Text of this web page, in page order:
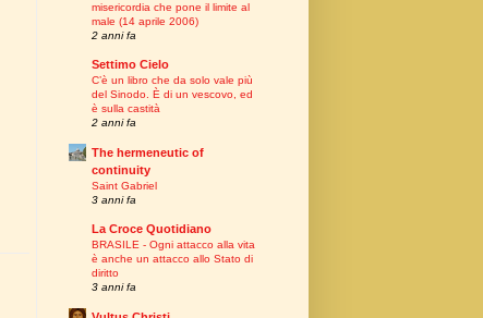
misericordia che pone il limite al
male (14 aprile 2006)
2 anni fa
Settimo Cielo
C’è un libro che da solo vale più
del Sinodo. È di un vescovo, ed
è sulla castità
2 anni fa
The hermeneutic of
continuity
Saint Gabriel
3 anni fa
La Croce Quotidiano
BRASILE - Ogni attacco alla vita
è anche un attacco allo Stato di
diritto
3 anni fa